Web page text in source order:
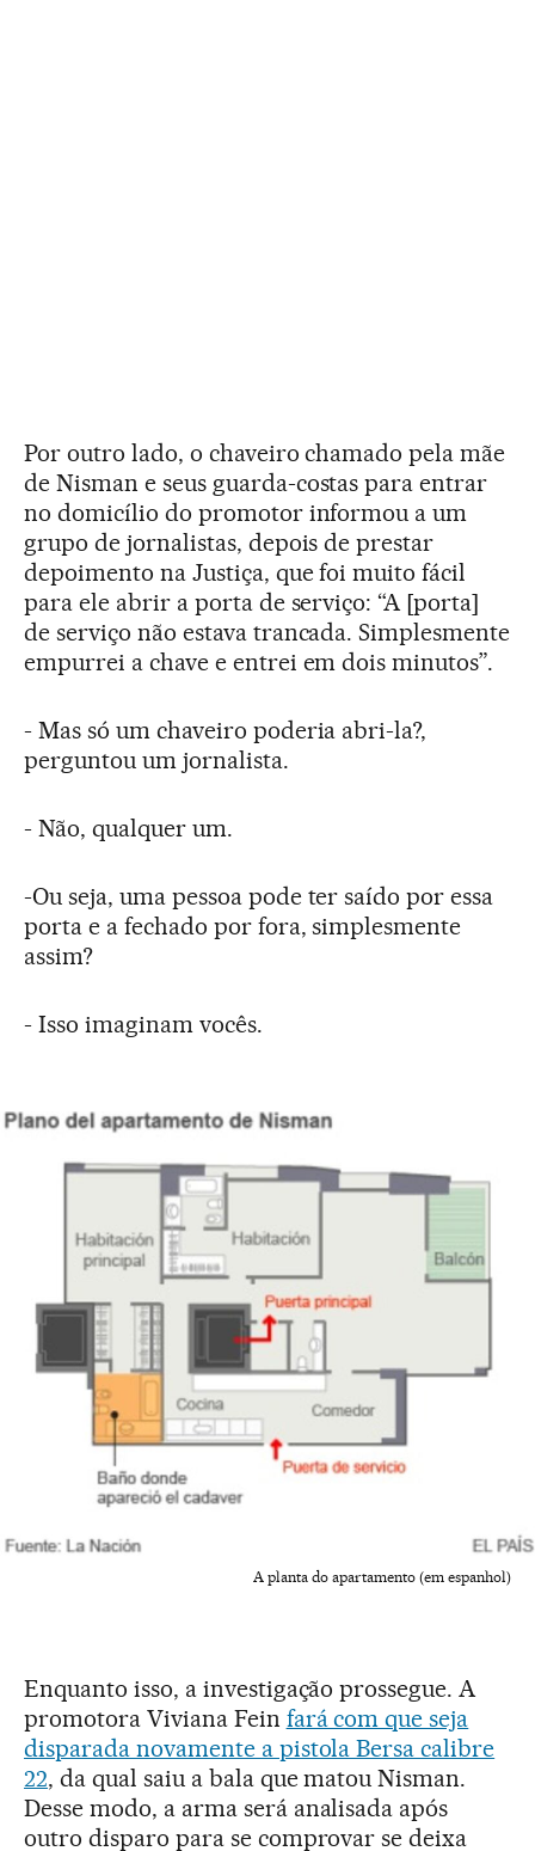
Por outro lado, o chaveiro chamado pela mãe
de Nisman e seus guarda-costas para entrar
no domicílio do promotor informou a um
grupo de jornalistas, depois de prestar
depoimento na Justiça, que foi muito fácil
para ele abrir a porta de serviço: “A [porta]
de serviço não estava trancada. Simplesmente
empurrei a chave e entrei em dois minutos”.
- Mas só um chaveiro poderia abri-la?,
perguntou um jornalista.
- Não, qualquer um.
-Ou seja, uma pessoa pode ter saído por essa
porta e a fechado por fora, simplesmente
assim?
- Isso imaginam vocês.
A planta do apartamento (em espanhol)
Enquanto isso, a investigação prossegue. A
promotora Viviana Fein fará com que seja
disparada novamente a pistola Bersa calibre
22, da qual saiu a bala que matou Nisman.
Desse modo, a arma será analisada após
outro disparo para se comprovar se deixa